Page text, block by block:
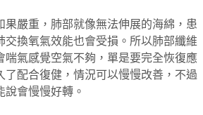
果嚴重，肺部就像無法伸展的海綿，患
交換氧氣效能也會受損。所以肺部纖維
喘氣感覺空氣不夠，單是要完全恢復應
了配合復健，情況可以慢慢改善，不過
說會慢慢好轉。